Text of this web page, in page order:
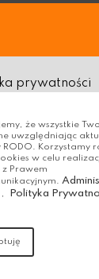
prywatności
dostępności
że wszystkie
uwzględniając
RODO. Korzystamy
w celu
Prawem
, Polityka